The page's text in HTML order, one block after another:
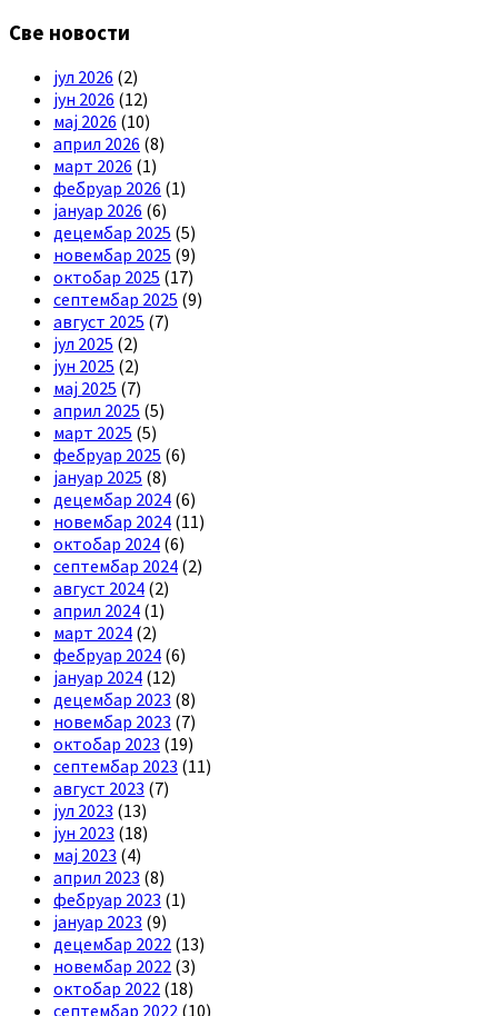
Све новости
јул 2026 (2)
јун 2026 (12)
мај 2026 (10)
април 2026 (8)
март 2026 (1)
фебруар 2026 (1)
јануар 2026 (6)
децембар 2025 (5)
новембар 2025 (9)
октобар 2025 (17)
септембар 2025 (9)
август 2025 (7)
јул 2025 (2)
јун 2025 (2)
мај 2025 (7)
април 2025 (5)
март 2025 (5)
фебруар 2025 (6)
јануар 2025 (8)
децембар 2024 (6)
новембар 2024 (11)
октобар 2024 (6)
септембар 2024 (2)
август 2024 (2)
април 2024 (1)
март 2024 (2)
фебруар 2024 (6)
јануар 2024 (12)
децембар 2023 (8)
новембар 2023 (7)
октобар 2023 (19)
септембар 2023 (11)
август 2023 (7)
јул 2023 (13)
јун 2023 (18)
мај 2023 (4)
април 2023 (8)
фебруар 2023 (1)
јануар 2023 (9)
децембар 2022 (13)
новембар 2022 (3)
октобар 2022 (18)
септембар 2022 (10)